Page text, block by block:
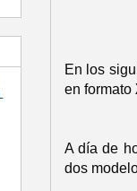
En los
en formato
A día de
dos